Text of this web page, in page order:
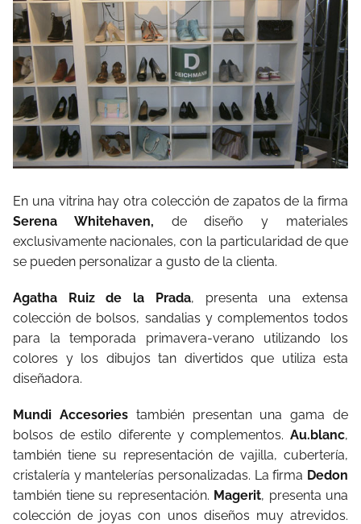
En una vitrina hay otra colección de zapatos de la firma
Serena Whitehaven, de diseño y materiales
exclusivamente nacionales, con la particularidad de que
se pueden personalizar a gusto de la clienta.
Agatha Ruiz de la Prada, presenta una extensa
colección de bolsos, sandalias y complementos todos
para la temporada primavera-verano utilizando los
colores y los dibujos tan divertidos que utiliza esta
diseñadora.
Mundi Accesoriestambién presentan una gama de
bolsos de estilo diferente y complementos. Au.blanc,
también tiene su representación de vajilla, cubertería,
cristalería y mantelerías personalizadas. La firma Dedon
también tiene su representación. Magerit, presenta una
colección de joyas con unos diseños muy atrevidos.